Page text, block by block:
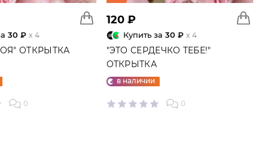
30 ₽ x 4
ОТКРЫТКА
0
120 ₽
Купить за 30 ₽ x 4
"ЭТО СЕРДЕЧКО ТЕБЕ!"
ОТКРЫТКА
в наличии
0